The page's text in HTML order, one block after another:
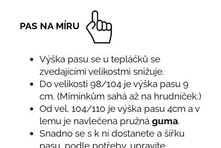
PAS NA MÍRU
Výška pasu se u tepláčků se
zvedajícími velikostmi snižuje.
Do velikosti 98/104 je výška pasu 9
cm. (Miminkům sahá až na hrudníček.)
Od vel. 104/110 je výška pasu 4cm a v
lemu je navlečena pružná guma.
Snadno se s k ní dostanete a šířku
pasu, podle potřeby, upravíte.